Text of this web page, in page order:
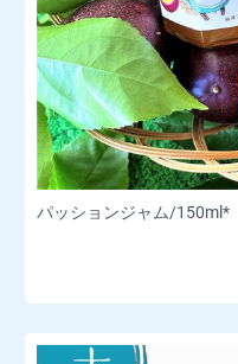
パッションジャム/150ml*